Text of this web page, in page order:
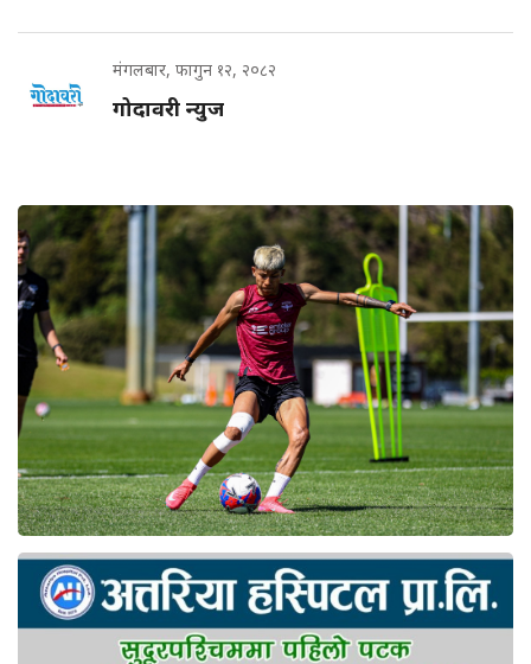
मंगलबार, फागुन १२, २०८२
गोदावरी न्युज